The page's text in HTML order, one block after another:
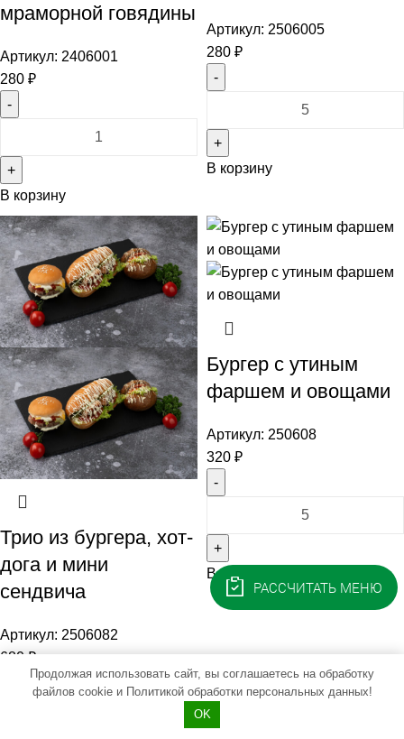
мраморной говядины
Артикул: 2406001
280 ₽
Мини
бургеры
с
котлетой
из
мраморной
говядины
В корзину
Артикул: 2506005
280 ₽
Мини
бургер
котлеткой
курицы
В корзину
Трио из бургера, хот-
дога и мини
сендвича
Артикул: 2506082
680₽
Бургер с утиным
фаршем и овощами
Артикул: 250608
320 ₽
Бургер
с
утиным
В корзину
Продолжая использовать сайт, вы соглашаетесь на обработку
файлов cookie и Политикой обработки персональных данных!
OK
РАССЧИТАТЬ МЕНЮ